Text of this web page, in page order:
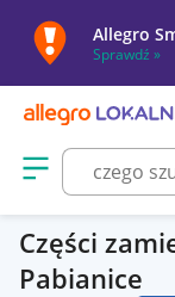
Allegro
Sprawdź »
Otwórz menu z
Części
Pabianice